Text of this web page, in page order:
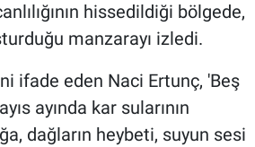
hissedildiği bölgede,
manzarayı izledi.
ifade eden Naci Ertunç, 'Beş
ayında kar sularının
dağların heybeti, suyun sesi